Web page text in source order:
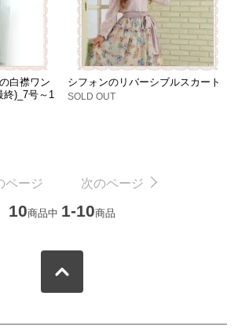
白襟ワン
終)_7号～1
シフォンのリバーシブルスカート
SOLD OUT
ページ 次のページ
10商品中 1-10商品